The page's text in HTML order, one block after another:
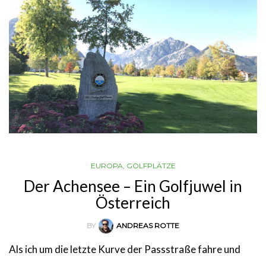
EUROPA GOLFPLÄTZE
Der Achensee – Ein Golfjuwel in
Österreich
BY ANDREAS ROTTE
Als ich um die letzte Kurve der Passstraße fahre und